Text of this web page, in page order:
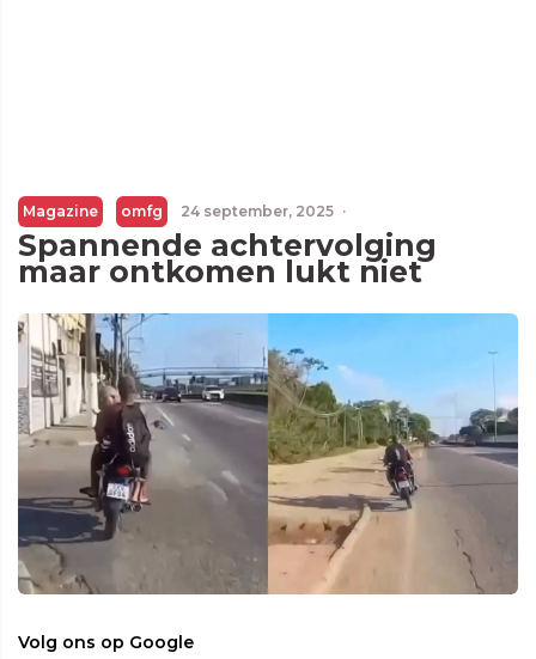
Magazine omfg 24 september, 2025 ·
Spannende achtervolging
maar ontkomen lukt niet
Volg ons op Google